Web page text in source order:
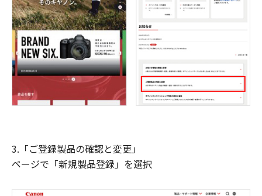
3.「ご登録製品の確認と変更」
ページで「新規製品登録」を選択